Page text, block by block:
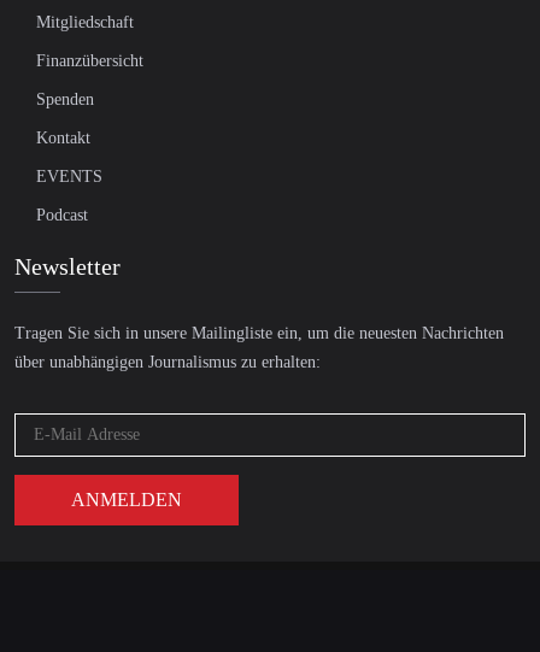
Mitgliedschaft
Finanzübersicht
Spenden
Kontakt
EVENTS
Podcast
Newsletter
Tragen Sie sich in unsere Mailingliste ein, um die neuesten Nachrichten
über unabhängigen Journalismus zu erhalten: